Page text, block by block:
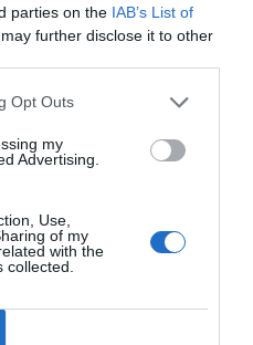
parties on the IAB’s List of
further disclose it to other
Opt Outs
my
Advertising.
Use,
of my
with the
οριζόντιου τέλους,
ανταποδοτικές
το ήδη αυξημένο
και ιδίως
οι οποίες
εντάσεως κεφαλαίου
και δημοτικών)
του
έναντι άλλων
και